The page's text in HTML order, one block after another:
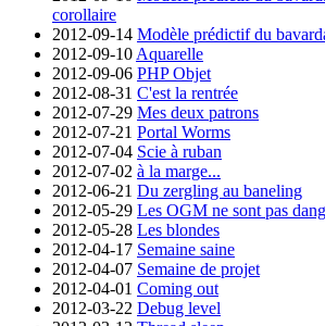
corollaire
2012-09-14 Modèle prédictif du
2012-09-10 Aquarelle
2012-09-06 PHP Objet
2012-08-31 C'est la rentrée
2012-07-29 Mes deux patrons
2012-07-21 Portal Worms
2012-07-04 Scie à ruban
2012-07-02 à la marge...
2012-06-21 Du zergling au baneling
2012-05-29 Les OGM ne sont pas
2012-05-28 Les blondes
2012-04-17 Semaine saine
2012-04-07 Semaine de projet
2012-04-01 Coming out
2012-03-22 Debug level